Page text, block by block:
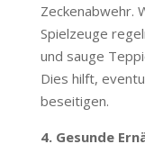
Zeckenabwehr.
Spielzeuge
und sauge
Dies hilft,
beseitigen.
4. Gesunde